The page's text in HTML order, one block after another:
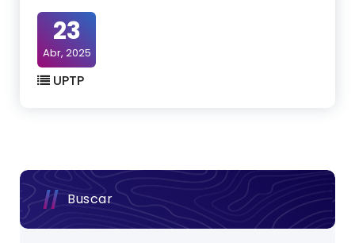
23
Abr, 2025
UPTP
Buscar